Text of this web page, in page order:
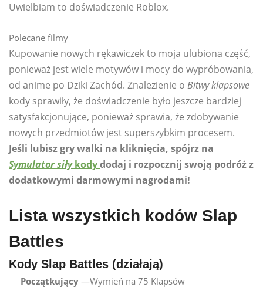
Uwielbiam to doświadczenie Roblox.
Polecane filmy
Kupowanie nowych rękawiczek to moja ulubiona część,
ponieważ jest wiele motywów i mocy do wypróbowania,
od anime po Dziki Zachód. Znalezienie o Bitwy klapsowe
kody sprawiły, że doświadczenie było jeszcze bardziej
satysfakcjonujące, ponieważ sprawia, że ​​zdobywanie
nowych przedmiotów jest superszybkim procesem.
Jeśli lubisz gry walki na kliknięcia, spójrz na
Symulator siłykodydodaj i rozpocznij swoją podróż z
dodatkowymi darmowymi nagrodami!
Lista wszystkich kodów Slap
Battles
Kody Slap Battles (działają)
Początkujący —Wymień na 75 Klapsów